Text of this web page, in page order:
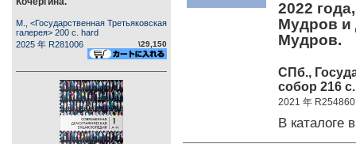
М., <Государственная Третьяковская
галерея> 200 c. hard
2025 年 R281006
\29,150
2022
Мудров и
Мудров.
СПб.,
собор 216
2021 年 R254860
В каталоге